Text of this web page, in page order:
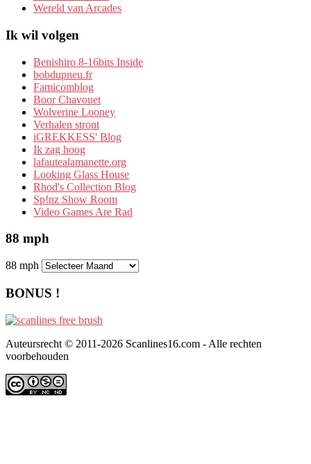
Wereld van Arcades
Ik wil volgen
Benishiro 8-16bits Inside
bobdupneu.fr
Famicomblog
Boor Chavouet
Wolverine Looney
Verhalen stront
iGREKKESS' Blog
Ik zag hoog
lafautealamanette.org
Looking Glass House
Rhod's Collection Blog
Sp!nz Show Room
Video Games Are Rad
88 mph
88 mph
BONUS !
Auteursrecht © 2011-2026 Scanlines16.com - Alle rechten
voorbehouden